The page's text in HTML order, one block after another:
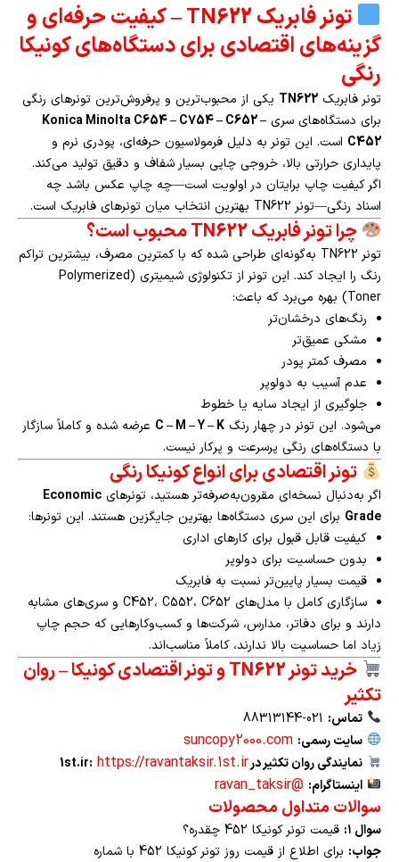
تونر فابریک TN622 – کیفیت حرفه‌ای و
گزینه‌های اقتصادی برای دستگاه‌های کونیکا
رنگی
تونر فابریک TN622 یکی از محبوب‌ترین و پرفروش‌ترین تونرهای رنگی
برای دستگاه‌های سری Konica Minolta C654 – C754 – C652 –
C452 است. این تونر به دلیل فرمولاسیون حرفه‌ای، پودری نرم و
پایداری حرارتی بالا، خروجی چاپی بسیار شفاف و دقیق تولید می‌کند.
اگر کیفیت چاپ برایتان در اولویت است—چه چاپ عکس باشد چه
اسناد رنگی—تونر TN622 بهترین انتخاب میان تونرهای فابریک است.
چرا تونر فابریک TN622 محبوب است؟
تونر TN622 به‌گونه‌ای طراحی شده که با کمترین مصرف، بیشترین تراکم
رنگ را ایجاد کند. این تونر از تکنولوژی شیمیتری (Polymerized
Toner) بهره می‌برد که باعث:
رنگ‌های درخشان‌تر
مشکی عمیق‌تر
مصرف کمتر پودر
عدم آسیب به دولوپر
جلوگیری از ایجاد سایه یا خطوط
می‌شود. این تونر در چهار رنگ C – M – Y – K عرضه شده و کاملاً سازگار
با دستگاه‌های رنگی پرسرعت و پرکار نیست.
تونر اقتصادی برای انواع کونیکا رنگی
اگر به‌دنبال نسخه‌ای مقرون‌به‌صرفه‌تر هستید، تونرهای Economic
Grade برای این سری دستگاه‌ها بهترین جایگزین هستند. این تونرها:
کیفیت قابل قبول برای کارهای اداری
بدون حساسیت برای دولوپر
قیمت بسیار پایین‌تر نسبت به فابریک
سازگاری کامل با مدل‌های C452، C552، C652 و سری‌های مشابه
دارند و برای دفاتر، مدارس، شرکت‌ها و کسب‌وکارهایی که حجم چاپ
زیاد اما حساسیت بالا ندارند، کاملاً مناسب‌اند.
خرید تونر TN622 و تونر اقتصادی کونیکا – روان
تکثیر
تماس:
سایت رسمی: suncopy2000.com
نمایندگی روان تکثیر در 1st.ir:https://ravantaksir.1st.ir
اینستاگرام: @ravan_taksir
سوالات متداول محصولات
سوال ۱:
قیمت تونر کونیکا 452 چقدره؟
جواب:
برای اطلاع از قیمت روز تونر کونیکا 452 با شماره